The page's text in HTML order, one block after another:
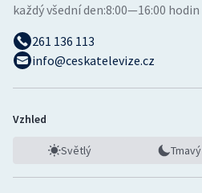
každý všední den:8:00—16:00 hodin
261 136 113
info@ceskatelevize.cz
Vzhled
Světlý Tmavý